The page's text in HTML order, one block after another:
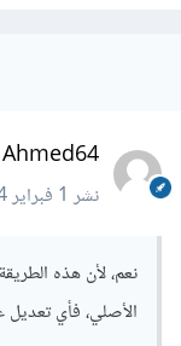
نشر1 فبراير 2024
الأصلي، فأي تعديل